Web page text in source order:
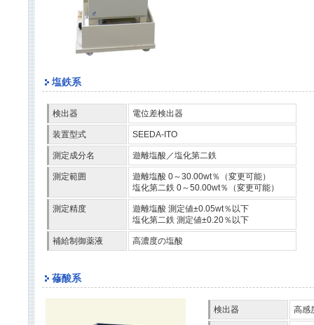
塩鉄系
検出器 電位差検出器
装置型式 SEEDA-ITO
測定成分名 遊離塩酸／塩化第二鉄
測定範囲
遊離塩酸 0～30.00wt％（変更可能）
塩化第二鉄 0～50.00wt％（変更可能）
測定精度
遊離塩酸 測定値±0.05wt％以下
塩化第二鉄 測定値±0.20％以下
補給制御薬液 高濃度の塩酸
蓚酸系
検出器 高感